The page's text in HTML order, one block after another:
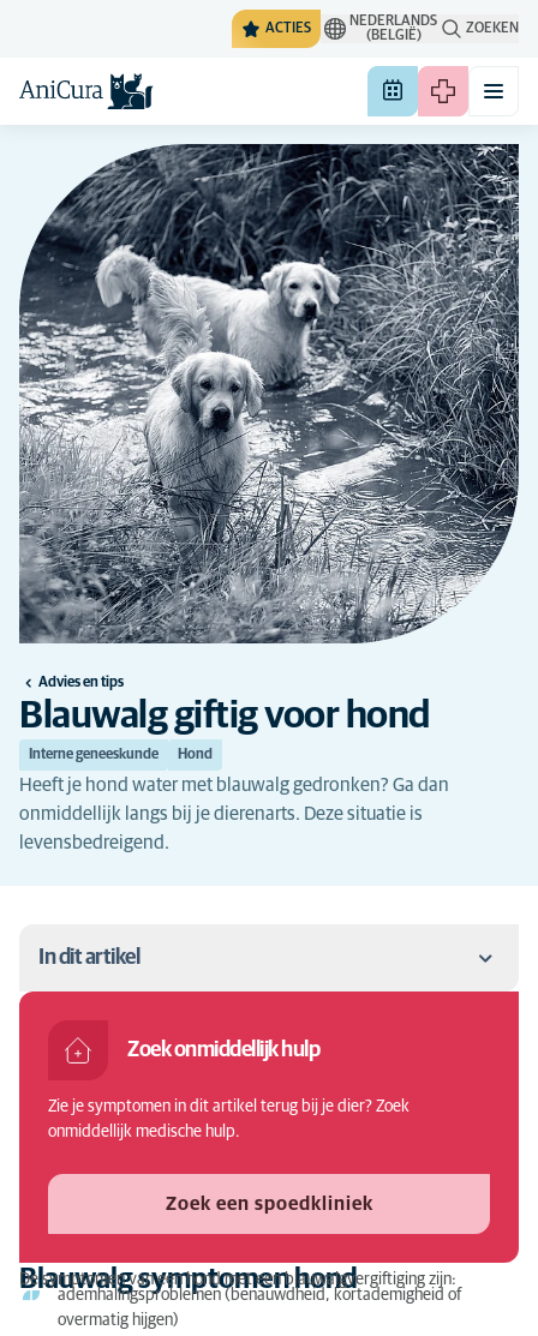
ACTIES
NEDERLANDS
(BELGIË)
ZOEKEN
Advies en tips
Blauwalg giftig voor hond
Interne geneeskunde Hond
Heeft je hond water met blauwalg gedronken? Ga dan
onmiddellijk langs bij je dierenarts. Deze situatie is
levensbedreigend.
In dit artikel
een hond?
Behandeling blauwalg hond
Zoek onmiddellijk hulp
Zie je symptomen in dit artikel terug bij je dier? Zoek
onmiddellijk medische hulp.
Zoek een spoedkliniek
Blauwalg symptomen hond
De symptomen van een hond met een blauwalgvergiftiging zijn:
ademhalingsproblemen (benauwdheid, kortademigheid of
overmatig hijgen)